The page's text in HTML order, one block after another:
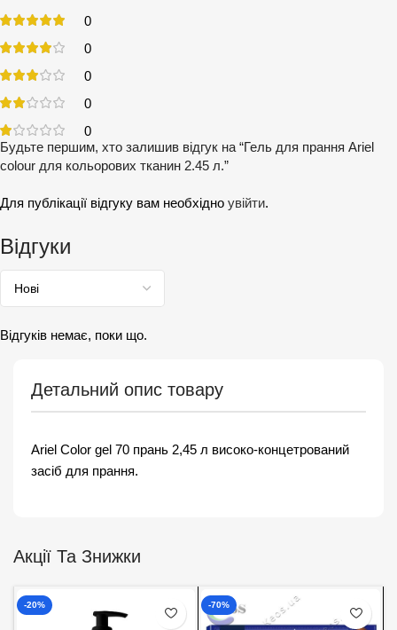
Детальний опис товару
Ariel Color gel 70 прань 2,45 л високо-концетрований
засіб для прання.
0
0
0
0
0
Відгуки
Відгуків немає, поки що.
Будьте першим, хто залишив відгук на “Гель для прання Ariel
colour для кольорових тканин 2.45 л.”
Для публікації відгуку вам необхідно увійти.
Акції Та Знижки
-20% -70%